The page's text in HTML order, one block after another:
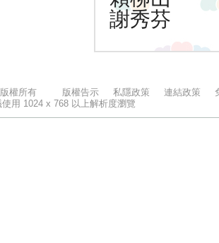
權所有 版權告示 私隱政策 連結政策
用 1024 x 768 以上解析度瀏覽